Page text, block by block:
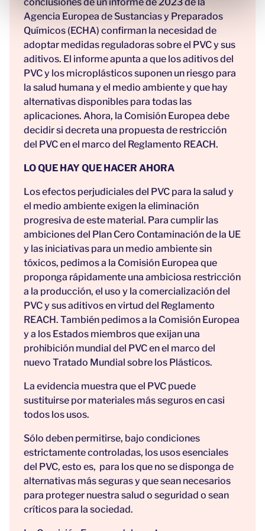
Agencia Europea de Sustancias y Preparados
Químicos (ECHA) confirman la necesidad de
adoptar medidas reguladoras sobre el PVC y sus
aditivos. El informe apunta a que los aditivos del
PVC y los microplásticos suponen un riesgo para
la salud humana y el medio ambiente y que hay
alternativas disponibles para todas las
aplicaciones. Ahora, la Comisión Europea debe
decidir si decreta una propuesta de restricción
del PVC en el marco del Reglamento REACH.
LO QUE HAY QUE HACER AHORA
Los efectos perjudiciales del PVC para la salud y
el medio ambiente exigen la eliminación
progresiva de este material. Para cumplir las
ambiciones del Plan Cero Contaminación de la UE
y las iniciativas para un medio ambiente sin
tóxicos, pedimos a la Comisión Europea que
proponga rápidamente una ambiciosa restricción
a la producción, el uso y la comercialización del
PVC y sus aditivos en virtud del Reglamento
REACH. También pedimos a la Comisión Europea
y a los Estados miembros que exijan una
prohibición mundial del PVC en el marco del
nuevo Tratado Mundial sobre los Plásticos.
La evidencia muestra que el PVC puede
sustituirse por materiales más seguros en casi
todos los usos.
Sólo deben permitirse, bajo condiciones
estrictamente controladas, los usos esenciales
del PVC, esto es, para los que no se disponga de
alternativas más seguras y que sean necesarios
para proteger nuestra salud o seguridad o sean
críticos para la sociedad.